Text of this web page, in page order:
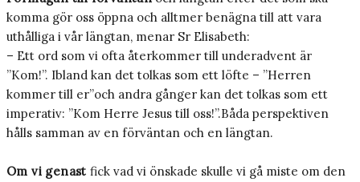
komma gör oss öppna och alltmer benägna till att vara
uthålliga i vår längtan, menar Sr Elisabeth:
– Ett ord som vi ofta återkommer till underadvent är
”Kom!”. Ibland kan det tolkas som ett löfte – ”Herren
kommer till er”och andra gånger kan det tolkas som ett
imperativ: ”Kom Herre Jesus till oss!”.Båda perspektiven
hålls samman av en förväntan och en längtan.
Om vi genast fick vad vi önskade skulle vi gå miste om den